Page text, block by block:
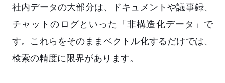
社内データの大部分は、ドキュメントや議事録、
チャットのログといった「非構造化データ」で
す。これらをそのままベクトル化するだけでは、
検索の精度に限界があります。